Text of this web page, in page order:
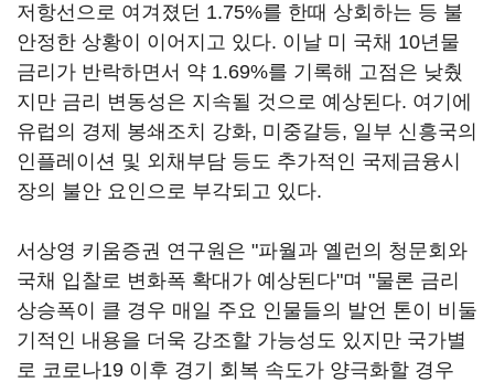
저항선으로 여겨졌던 1.75%를 한때 상회하는 등 불
안정한 상황이 이어지고 있다. 이날 미 국채 10년물
금리가 반락하면서 약 1.69%를 기록해 고점은 낮췄
지만 금리 변동성은 지속될 것으로 예상된다. 여기에
유럽의 경제 봉쇄조치 강화, 미중갈등, 일부 신흥국의
인플레이션 및 외채부담 등도 추가적인 국제금융시
장의 불안 요인으로 부각되고 있다.
서상영 키움증권 연구원은 "파월과 옐런의 청문회와
국채 입찰로 변화폭 확대가 예상된다"며 "물론 금리
상승폭이 클 경우 매일 주요 인물들의 발언 톤이 비둘
기적인 내용을 더욱 강조할 가능성도 있지만 국가별
로 코로나19 이후 경기 회복 속도가 양극화할 경우